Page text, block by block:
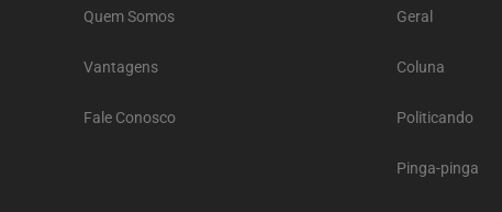
Quem Somos
Vantagens
Fale Conosco
Geral
Coluna
Politicando
Pinga-pinga